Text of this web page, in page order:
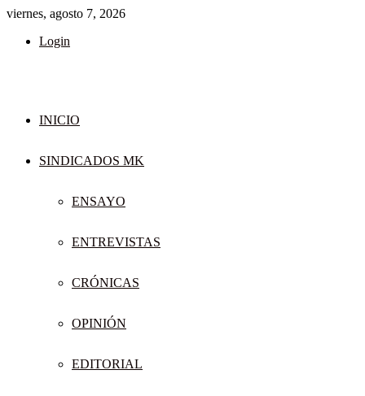
viernes, agosto 7, 2026
Login
INICIO
SINDICADOS MK
ENSAYO
ENTREVISTAS
CRÓNICAS
OPINIÓN
EDITORIAL